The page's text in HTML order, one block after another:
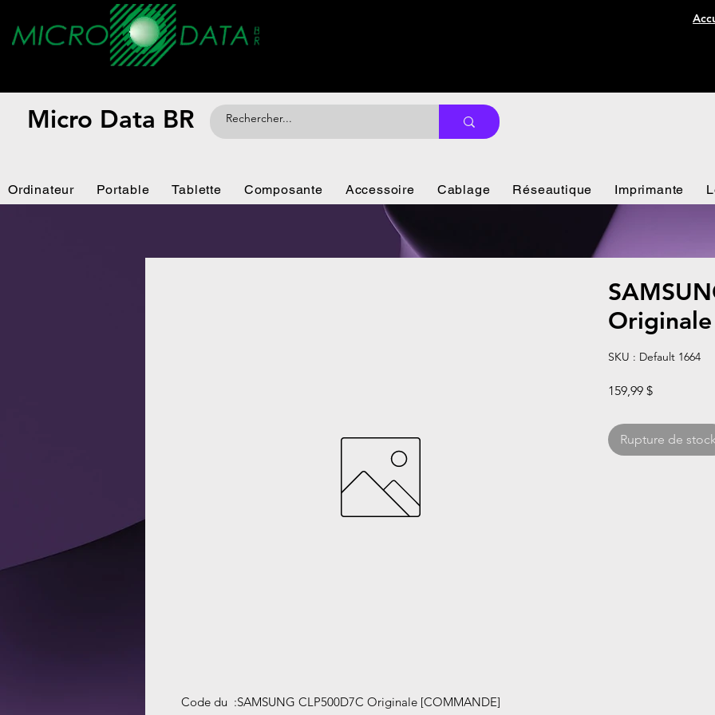
Micro Data BR
Ordinateur Portable Tablette Composante Accessoire Cablage Réseautique Imprimante
Code du :SAMSUNG CLP500D7C Originale [COMMANDE]
SKU : Default 1664
159,99 $Prix
Rupture de